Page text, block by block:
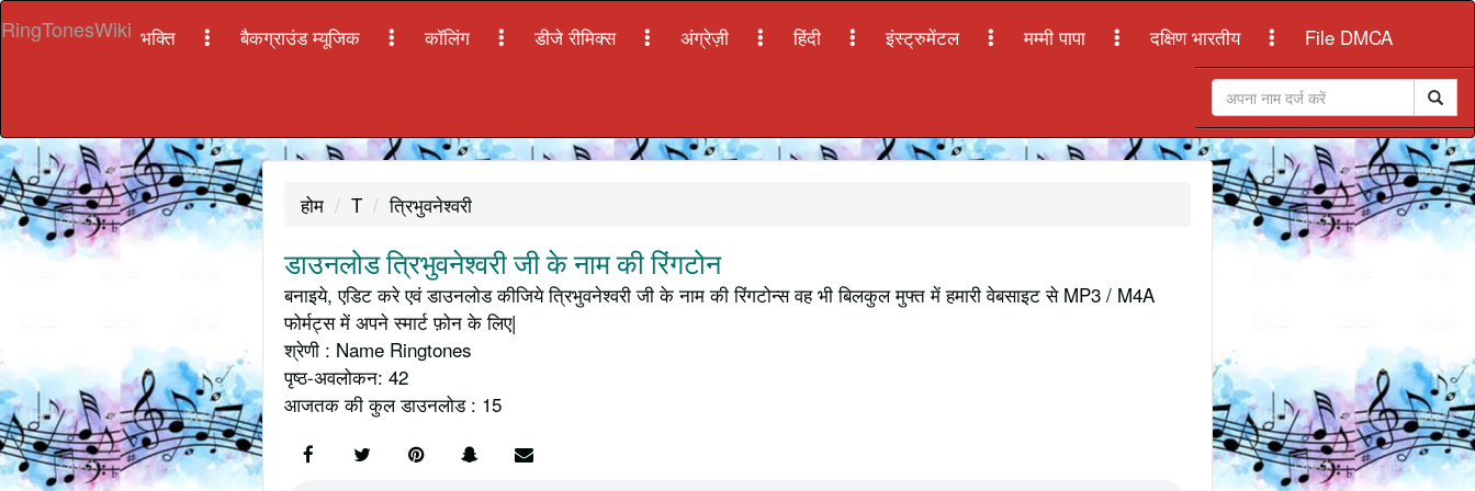
RingTonesWiki भक्ति बैकग्राउंड म्यूजिक कॉलिंग डीजे रीमिक्स अंग्रेज़ी हिंदी इंस्ट्रुमेंटल मम्मी पापा दक्षिण भारतीय File DMCA
होम T त्रिभुवनेश्वरी
डाउनलोड त्रिभुवनेश्वरी जी के नाम की रिंगटोन
बनाइये, एडिट करे एवं डाउनलोड कीजिये त्रिभुवनेश्वरी जी के नाम की रिंगटोन्स वह भी बिलकुल मुफ्त में हमारी वेबसाइट से MP3 / M4A
फोर्मट्स में अपने स्मार्ट फ़ोन के लिए|
श्रेणी : Name Ringtones
पृष्ठ-अवलोकन: 42
आजतक की कुल डाउनलोड : 15